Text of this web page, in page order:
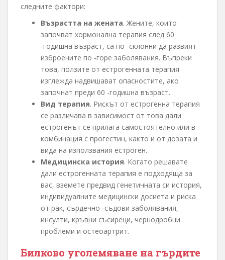
следните фактори:
Възрастта на жената. Жените, които
започват хормонална терапия след 60
-годишна възраст, са по -склонни да развият
изброените по -горе заболявания. Въпреки
това, ползите от естрогенната терапия
изглежда надвишават опасностите, ако
започнат преди 60 -годишна възраст.
Вид терапия. Рискът от естрогенна терапия
се различава в зависимост от това дали
естрогенът се прилага самостоятелно или в
комбинация с прогестин, както и от дозата и
вида на използвания естроген.
Медицинска история. Когато решавате
дали естрогенната терапия е подходяща за
вас, вземете предвид генетичната си история,
индивидуалните медицински досиета и риска
от рак, сърдечно -съдови заболявания,
инсулти, кръвни съсиреци, чернодробни
проблеми и остеоартрит.
Билково уголемяване на гърдите